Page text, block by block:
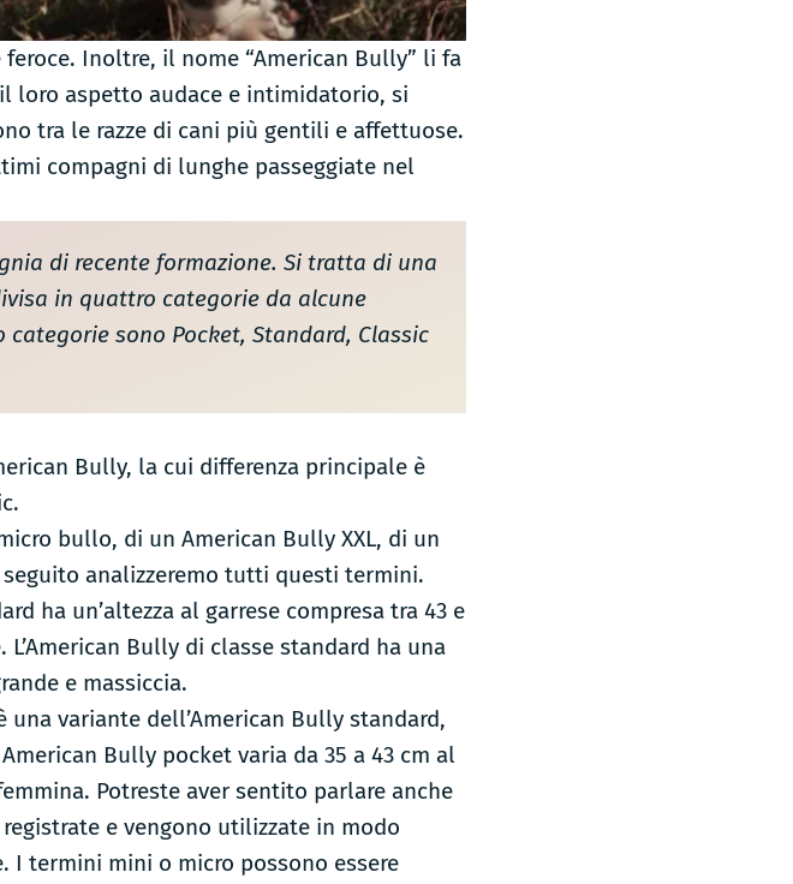
Inoltre, il nome “American Bully” li fa
loro aspetto audace e intimidatorio, si
tra le razze di cani più gentili e affettuose.
compagni di lunghe passeggiate nel
di recente formazione. Si tratta di una
in quattro categorie da alcune
sono Pocket, Standard, Classic
Bully, la cui differenza principale è
bullo, di un American Bully XXL, di un
analizzeremo tutti questi termini.
ha un’altezza al garrese compresa tra 43 e
Bully di classe standard ha una
e massiccia.
una variante dell’American Bully standard,
Bully pocket varia da 35 a 43 cm al
Potreste aver sentito parlare anche
e vengono utilizzate in modo
I termini mini o micro possono essere